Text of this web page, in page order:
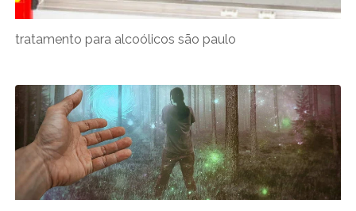
tratamento para alcoólicos são paulo